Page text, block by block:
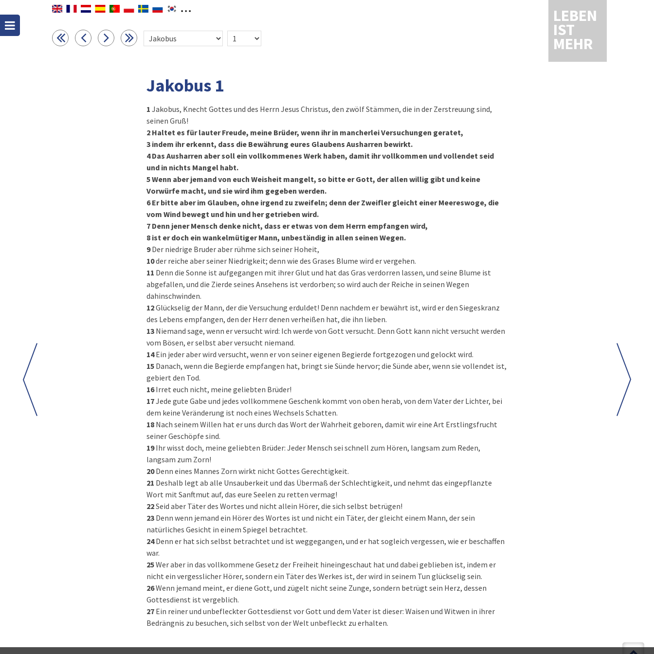
LEBEN
IST
MEHR
Jakobus 1
1 Jakobus, Knecht Gottes und des Herrn Jesus Christus, den zwölf Stämmen, die in der Zerstreuung sind,
seinen Gruß!
2 Haltet es für lauter Freude, meine Brüder, wenn ihr in mancherlei Versuchungen geratet,
3 indem ihr erkennt, dass die Bewährung eures Glaubens Ausharren bewirkt.
4Das Ausharren aber soll ein vollkommenes Werk haben, damit ihr vollkommen und vollendet seid
und in nichts Mangel habt.
5Wenn aber jemand von euch Weisheit mangelt, so bitte er Gott, der allen willig gibt und keine
Vorwürfe macht, und sie wird ihm gegeben werden.
6Er bitte aber im Glauben, ohne irgend zu zweifeln; denn der Zweifler gleicht einer Meereswoge, die
vom Wind bewegt und hin und her getrieben wird.
7 Denn jener Mensch denke nicht, dass er etwas von dem Herrn empfangen wird,
8 ist er doch ein wankelmütiger Mann, unbeständig in allen seinen Wegen.
9Der niedrige Bruder aber rühme sich seiner Hoheit,
10der reiche aber seiner Niedrigkeit; denn wie des Grases Blume wird er vergehen.
11 Denn die Sonne ist aufgegangen mit ihrer Glut und hat das Gras verdorren lassen, und seine Blume ist
abgefallen, und die Zierde seines Ansehens ist verdorben; so wird auch der Reiche in seinen Wegen
dahinschwinden.
12Glückselig der Mann, der die Versuchung erduldet! Denn nachdem er bewährt ist, wird er den Siegeskranz
des Lebens empfangen, den der Herr denen verheißen hat, die ihn lieben.
13 Niemand sage, wenn er versucht wird: Ich werde von Gott versucht. Denn Gott kann nicht versucht werden
vom Bösen, er selbst aber versucht niemand.
14Ein jeder aber wird versucht, wenn er von seiner eigenen Begierde fortgezogen und gelockt wird.
15 Danach, wenn die Begierde empfangen hat, bringt sie Sünde hervor; die Sünde aber, wenn sie vollendet ist,
gebiert den Tod.
16Irret euch nicht, meine geliebten Brüder!
17Jede gute Gabe und jedes vollkommene Geschenk kommt von oben herab, von dem Vater der Lichter, bei
dem keine Veränderung ist noch eines Wechsels Schatten.
18 Nach seinem Willen hat er uns durch das Wort der Wahrheit geboren, damit wir eine Art Erstlingsfrucht
seiner Geschöpfe sind.
19Ihr wisst doch, meine geliebten Brüder: Jeder Mensch sei schnell zum Hören, langsam zum Reden,
langsam zum Zorn!
20Denn eines Mannes Zorn wirkt nicht Gottes Gerechtigkeit.
21 Deshalb legt ab alle Unsauberkeit und das Übermaß der Schlechtigkeit, und nehmt das eingepflanzte
Wort mit Sanftmut auf, das eure Seelen zu retten vermag!
22Seid aber Täter des Wortes und nicht allein Hörer, die sich selbst betrügen!
23 Denn wenn jemand ein Hörer des Wortes ist und nicht ein Täter, der gleicht einem Mann, der sein
natürliches Gesicht in einem Spiegel betrachtet.
24Denn er hat sich selbst betrachtet und ist weggegangen, und er hat sogleich vergessen, wie er beschaffen
war.
25Wer aber in das vollkommene Gesetz der Freiheit hineingeschaut hat und dabei geblieben ist, indem er
nicht ein vergesslicher Hörer, sondern ein Täter des Werkes ist, der wird in seinem Tun glückselig sein.
26Wenn jemand meint, er diene Gott, und zügelt nicht seine Zunge, sondern betrügt sein Herz, dessen
Gottesdienst ist vergeblich.
27 Ein reiner und unbefleckter Gottesdienst vor Gott und dem Vater ist dieser: Waisen und Witwen in ihrer
Bedrängnis zu besuchen, sich selbst von der Welt unbefleckt zu erhalten.